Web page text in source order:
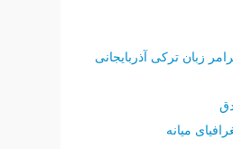
زبان ترکی آذربایجانی
میانه